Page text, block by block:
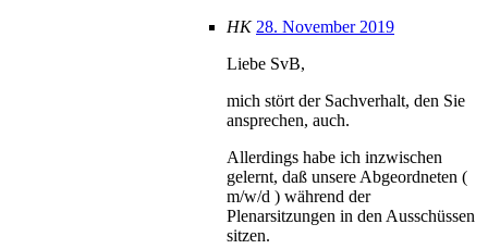
HK 28. November 2019
Liebe SvB,
mich stört der Sachverhalt, den Sie
ansprechen, auch.
Allerdings habe ich inzwischen
gelernt, daß unsere Abgeordneten (
m/w/d ) während der
Plenarsitzungen in den Ausschüssen
sitzen.